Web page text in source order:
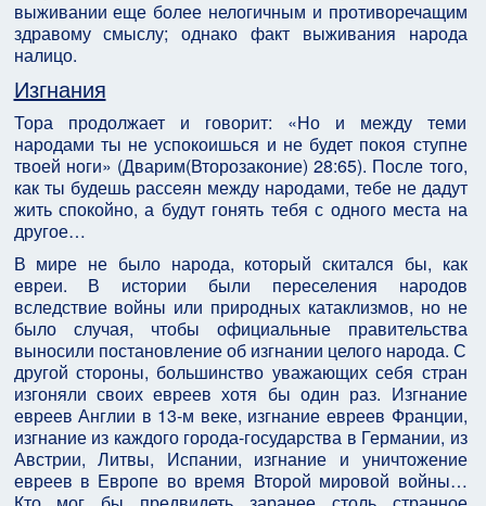
выживании еще более нелогичным и противоречащим
здравому смыслу; однако факт выживания народа
налицо.
Изгнания
Тора продолжает и говорит: «Но и между теми
народами ты не успокоишься и не будет покоя ступне
твоей ноги» (Дварим(Второзаконие) 28:65). После того,
как ты будешь рассеян между народами, тебе не дадут
жить спокойно, а будут гонять тебя с одного места на
другое…
В мире не было народа, который скитался бы, как
евреи. В истории были переселения народов
вследствие войны или природных катаклизмов, но не
было случая, чтобы официальные правительства
выносили постановление об изгнании целого народа. С
другой стороны, большинство уважающих себя стран
изгоняли своих евреев хотя бы один раз. Изгнание
евреев Англии в 13-м веке, изгнание евреев Франции,
изгнание из каждого города-государства в Германии, из
Австрии, Литвы, Испании, изгнание и уничтожение
евреев в Европе во время Второй мировой войны…